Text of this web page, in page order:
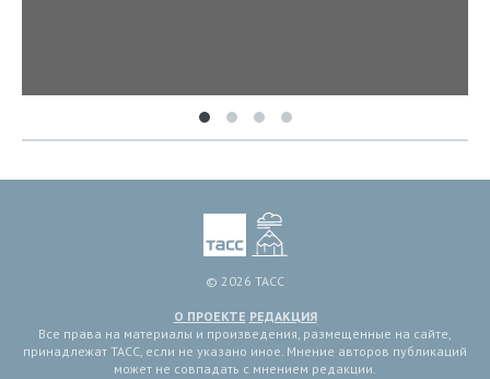
© 2026 ТАСС
О ПРОЕКТЕ РЕДАКЦИЯ
Все права на материалы и произведения, размещенные на сайте,
принадлежат ТАСС, если не указано иное. Мнение авторов публикаций
может не совпадать с мнением редакции.